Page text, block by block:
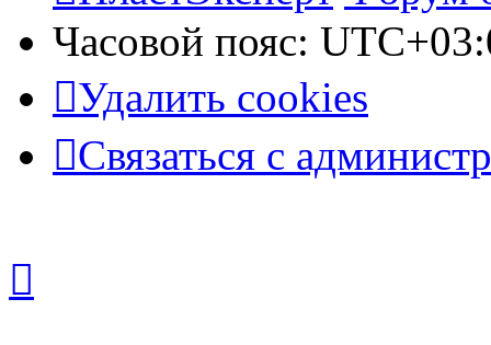
Часовой пояс:
Удалить cookies
Связаться с